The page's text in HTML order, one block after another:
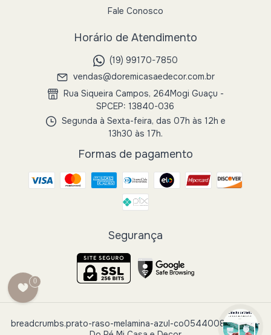
Fale Conosco
Horário de Atendimento
(19) 99170-7850
vendas@doremicasaedecor.com.br
Rua Siqueira Campos, 264Mogi Guaçu -
SPCEP: 13840-036
Segunda à Sexta-feira, das 07h às 12h e
13h30 às 17h.
Formas de pagamento
Segurança
breadcrumbs.prato-raso-melamina-azul-co0544008-fratelli -
0